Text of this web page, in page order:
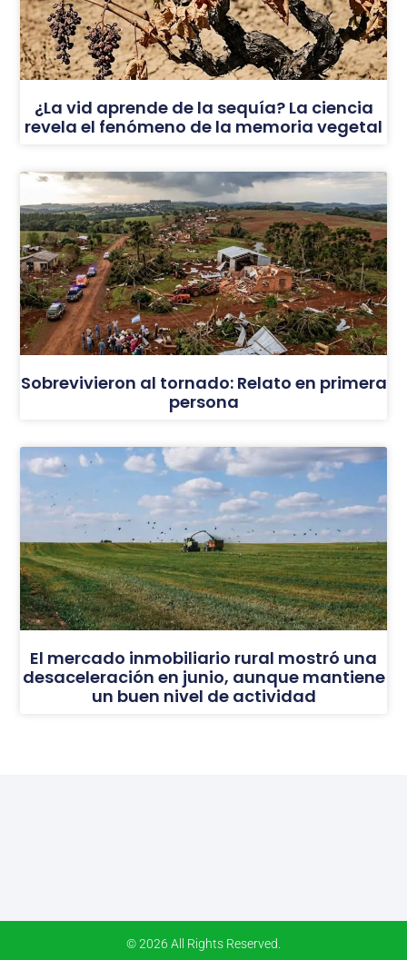
¿La vid aprende de la sequía? La ciencia
revela el fenómeno de la memoria vegetal
Sobrevivieron al tornado: Relato en primera
persona
El mercado inmobiliario rural mostró una
desaceleración en junio, aunque mantiene
un buen nivel de actividad
© 2026 All Rights Reserved.